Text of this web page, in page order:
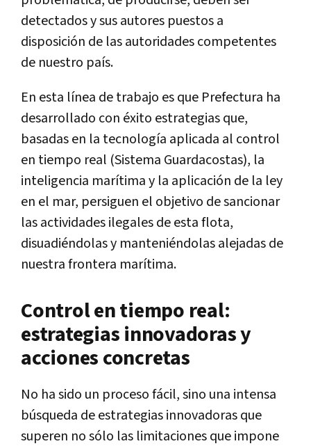
detectados y sus autores puestos a
disposición de las autoridades competentes
de nuestro país.
En esta línea de trabajo es que Prefectura ha
desarrollado con éxito estrategias que,
basadas en la tecnología aplicada al control
en tiempo real (Sistema Guardacostas), la
inteligencia marítima y la aplicación de la ley
en el mar, persiguen el objetivo de sancionar
las actividades ilegales de esta flota,
disuadiéndolas y manteniéndolas alejadas de
nuestra frontera marítima.
Control en tiempo real:
estrategias innovadoras y
acciones concretas
No ha sido un proceso fácil, sino una intensa
búsqueda de estrategias innovadoras que
superen no sólo las limitaciones que impone